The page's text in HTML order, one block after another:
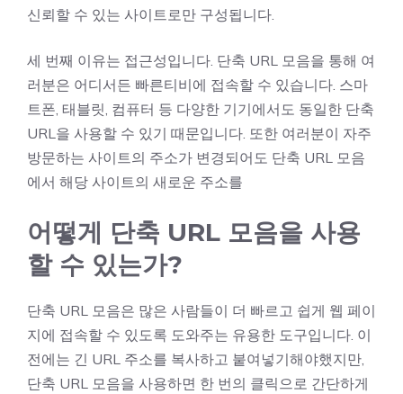
신뢰할 수 있는 사이트로만 구성됩니다.
세 번째 이유는 접근성입니다. 단축 URL 모음을 통해 여
러분은 어디서든 빠른티비에 접속할 수 있습니다. 스마
트폰, 태블릿, 컴퓨터 등 다양한 기기에서도 동일한 단축
URL을 사용할 수 있기 때문입니다. 또한 여러분이 자주
방문하는 사이트의 주소가 변경되어도 단축 URL 모음
에서 해당 사이트의 새로운 주소를
어떻게 단축 URL 모음을 사용
할 수 있는가?
단축 URL 모음은 많은 사람들이 더 빠르고 쉽게 웹 페이
지에 접속할 수 있도록 도와주는 유용한 도구입니다. 이
전에는 긴 URL 주소를 복사하고 붙여넣기해야했지만,
단축 URL 모음을 사용하면 한 번의 클릭으로 간단하게